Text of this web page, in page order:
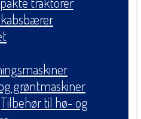
grøntmaskiner
Tilbehør til hø- og